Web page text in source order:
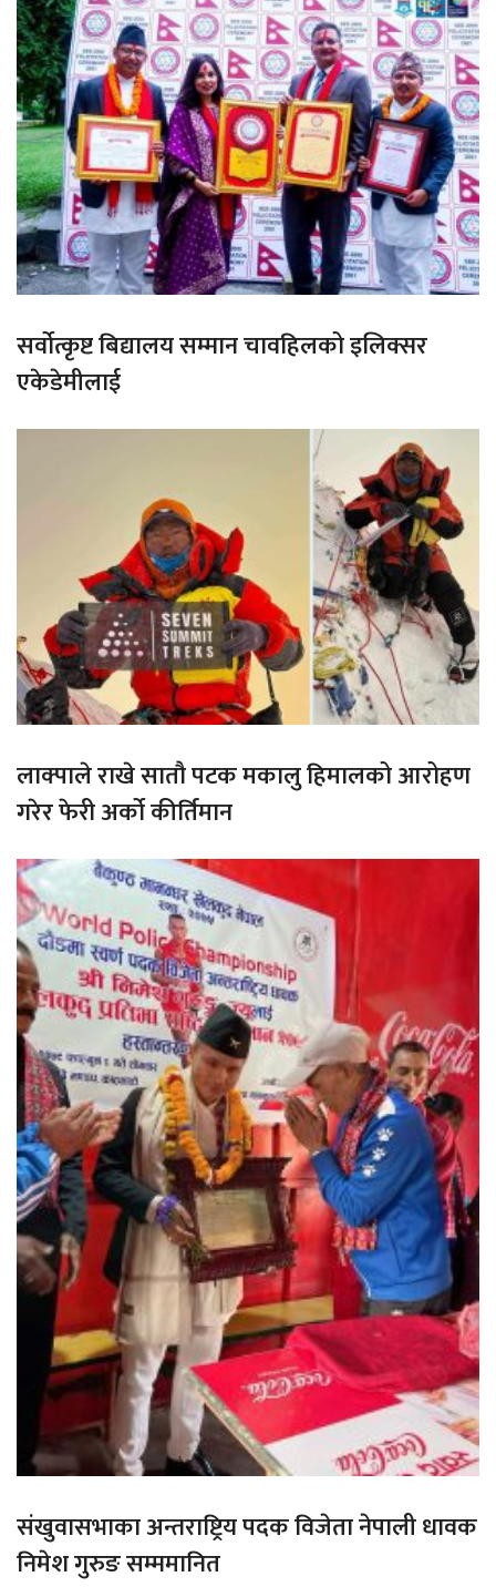
सर्वोत्कृष्ट बिद्यालय सम्मान चावहिलको इलिक्सर
एकेडेमीलाई
लाक्पाले राखे सातौ पटक मकालु हिमालको आरोहण
गरेर फेरी अर्को कीर्तिमान
संखुवासभाका अन्तराष्ट्रिय पदक विजेता नेपाली धावक
निमेश गुरुङ सम्ममानित